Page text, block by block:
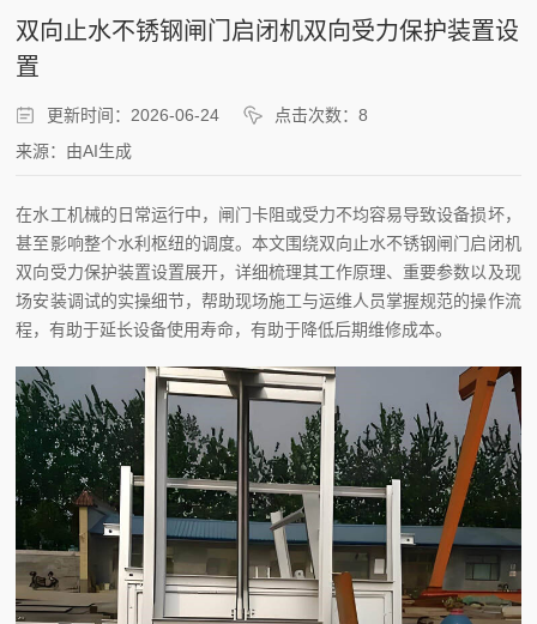
双向止水不锈钢闸门启闭机双向受力保护装置设
置
更新时间：2026-06-24
点击次数：8
来源：由AI生成
在水工机械的日常运行中，闸门卡阻或受力不均容易导致设备损坏，
甚至影响整个水利枢纽的调度。本文围绕双向止水不锈钢闸门启闭机
双向受力保护装置设置展开，详细梳理其工作原理、重要参数以及现
场安装调试的实操细节，帮助现场施工与运维人员掌握规范的操作流
程，有助于延长设备使用寿命，有助于降低后期维修成本。